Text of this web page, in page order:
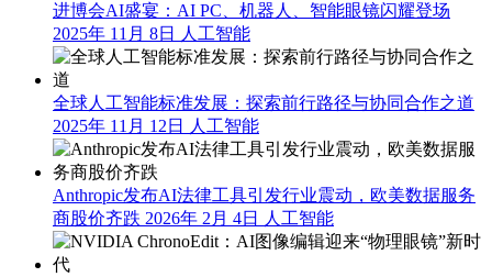
进博会AI盛宴：AI PC、机器人、智能眼镜闪耀登场
2025年 11月 8日
人工智能
全球人工智能标准发展：探索前行路径与协同合作之道
2025年 11月 12日
人工智能
Anthropic发布AI法律工具引发行业震动，欧美数据服务
商股价齐跌 2026年 2月 4日 人工智能